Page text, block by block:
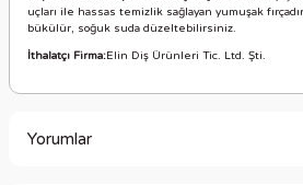
uçları ile hassas temizlik sağlayan yumuşak
bükülür, soğuk suda düzeltebilirsiniz.
İthalatçı Firma:Elin Diş Ürünleri Tic. Ltd. Şti.
Yorumlar